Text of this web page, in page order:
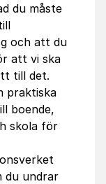
du måste
och att du
att vi ska
till det.
praktiska
boende,
skola för
du undrar